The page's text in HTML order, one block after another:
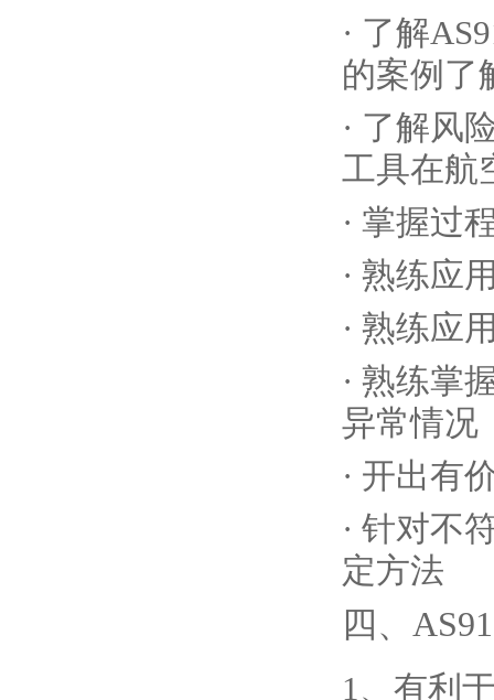
· 了解
的案例了
· 了解风
工具在航
· 掌握过
· 熟练应
· 熟练应
· 熟练掌
异常情况
· 开出有
· 针对不
定方法
四、
1、有利